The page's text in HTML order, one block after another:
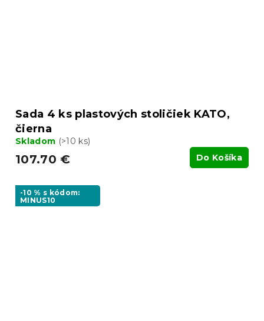
Sada 4 ks plastových stoličiek KATO,
čierna
Skladom (>10 ks)
107.70 € Do Košíka
-10 % s kódom:
MINUS10